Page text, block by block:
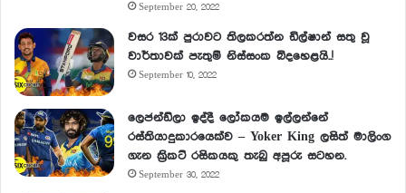
September 20, 2022
වසර 13ක් පුරාවට තිලකරත්න ඩිල්ෂාන් සතු වූ
වාර්තාවක් පැතුම් නිස්සංක බිදහෙළයි..!
September 10, 2022
ලෙජන්ඩ්ලා ඉද්දී ලෝකයම ඉල්ලන්නේ
රස්තියාදුකාරයෙක්ව – Yoker King ලසිත් මාලිංග
ගැන ක්‍රිකට් රසිකයකු තැබු අපූරු සටහන.
September 30, 2022